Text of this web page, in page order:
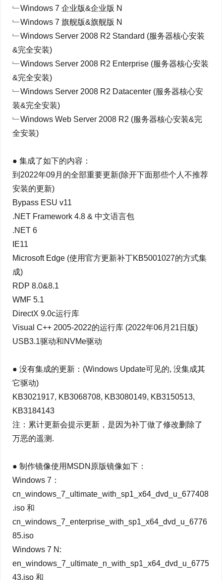
﹂Windows 7 企业版&企业版 N
﹂Windows 7 旗舰版&旗舰版 N
﹂Windows Server 2008 R2 Standard (服务器核心安装
&完全安装)
﹂Windows Server 2008 R2 Enterprise (服务器核心安装
&完全安装)
﹂Windows Server 2008 R2 Datacenter (服务器核心安
装&完全安装)
﹂Windows Web Server 2008 R2 (服务器核心安装&完
全安装)
● 集成了如下的内容：
到2022年09月的全部重要更新(除开下面那些个人不推荐
安装的更新)
Bypass ESU v11
.NET Framework 4.8 & 中文语言包
.NET 6
IE11
Microsoft Edge (使用官方更新补丁KB5001027的方式集
成)
RDP 8.0&8.1
WMF 5.1
DirectX 9.0c运行库
Visual C++ 2005-2022的运行库 (2022年06月21日版)
USB3.1驱动和NVMe驱动
● 没有集成的更新：(Windows Update可见的, 没集成其
它驱动)
KB3021917, KB3068708, KB3080149, KB3150513,
KB3184143
注：累计更新会提示更新，是因为补丁做了修改删除了
万恶的遥测.
● 制作镜像使用MSDN原版镜像如下：
Windows 7：
cn_windows_7_ultimate_with_sp1_x64_dvd_u_677408
.iso 和
cn_windows_7_enterprise_with_sp1_x64_dvd_u_6776
85.iso
Windows 7 N:
en_windows_7_ultimate_n_with_sp1_x64_dvd_u_6775
43.iso 和